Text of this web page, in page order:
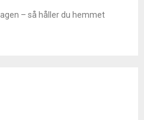
– så håller du hemmet